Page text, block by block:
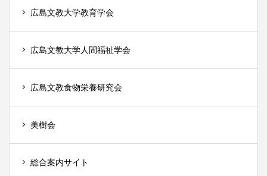
広島文教大学教育学会
広島文教大学人間福祉学会
広島文教食物栄養研究会
美樹会
総合案内サイト